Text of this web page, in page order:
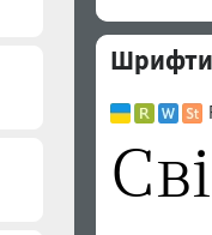
Шрифти